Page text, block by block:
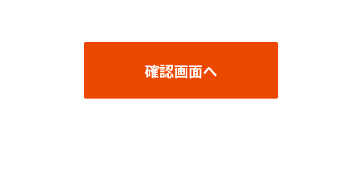
確認画面へ